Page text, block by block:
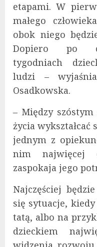
etapami. W
małego
obok niego
Dopiero po
tygodniach
ludzi –
Osadkowska.
– Między
życia wykształcać
jednym z
nim najwięcej
zaspokaja jego
Najczęściej
się sytuacje,
tatą, albo na
dzieckiem